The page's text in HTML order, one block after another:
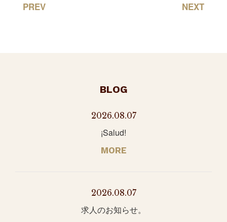
PREV NEXT
BLOG
2026.08.07
¡Salud!
MORE
2026.08.07
求人のお知らせ。